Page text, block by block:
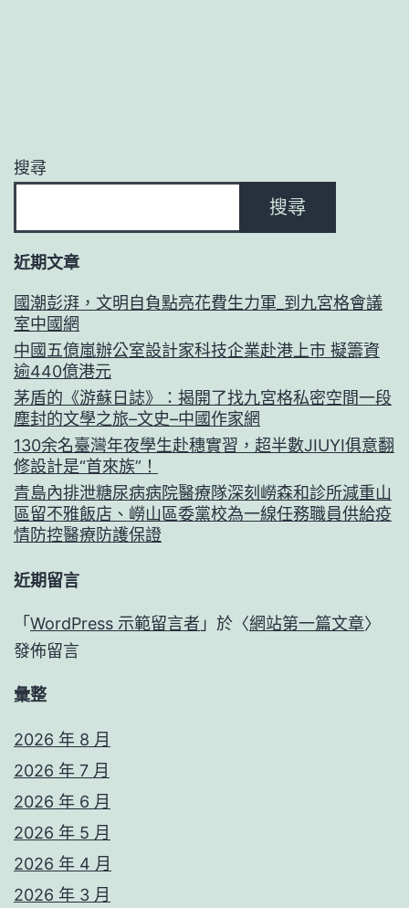
搜尋
搜尋
近期文章
國潮彭湃，文明自負點亮花費生力軍_到九宮格會議
室中國網
中國五億嵐辦公室設計家科技企業赴港上市 擬籌資
逾440億港元
茅盾的《游蘇日誌》：揭開了找九宮格私密空間一段
塵封的文學之旅–文史–中國作家網
130余名臺灣年夜學生赴穗實習，超半數JIUYI俱意翻
修設計是“首來族”！
青島內排泄糖尿病病院醫療隊深刻嶗森和診所減重山
區留不雅飯店、嶗山區委黨校為一線任務職員供給疫
情防控醫療防護保證
近期留言
「 WordPress 示範留言者 」於〈網站第一篇文章〉
發佈留言
彙整
2026 年 8 月
2026 年 7 月
2026 年 6 月
2026 年 5 月
2026 年 4 月
2026 年 3 月